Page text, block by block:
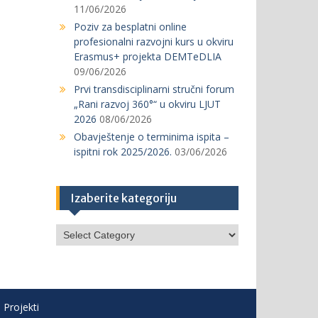
11/06/2026
Poziv za besplatni online
profesionalni razvojni kurs u okviru
Erasmus+ projekta DEMTeDLIA
09/06/2026
Prvi transdisciplinarni stručni forum
„Rani razvoj 360°“ u okviru LJUT
2026 08/06/2026
Obavještenje o terminima ispita –
ispitni rok 2025/2026. 03/06/2026
Izaberite kategoriju
Izaberite
kategoriju
Projekti